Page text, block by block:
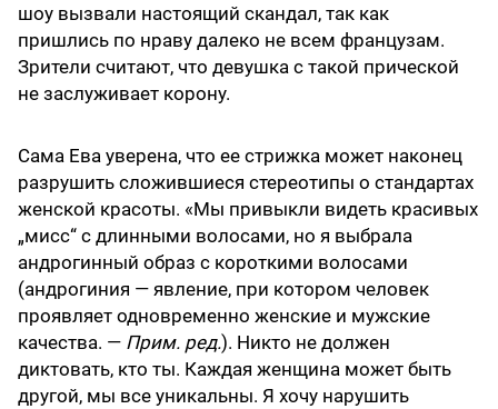
шоу вызвали настоящий скандал, так как
пришлись по нраву далеко не всем французам.
Зрители считают, что девушка с такой прической
не заслуживает корону.
Сама Ева уверена, что ее стрижка может наконец
разрушить сложившиеся стереотипы о стандартах
женской красоты. «Мы привыкли видеть красивых
„мисс“ с длинными волосами, но я выбрала
андрогинный образ с короткими волосами
(андрогиния — явление, при котором человек
проявляет одновременно женские и мужские
качества. — Прим. ред.). Никто не должен
диктовать, кто ты. Каждая женщина может быть
другой, мы все уникальны. Я хочу нарушить